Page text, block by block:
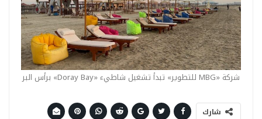
شركة «MBG للتطوير» تبدأ تشغيل شاطيء «Doray Bay» برأس البر
شارك